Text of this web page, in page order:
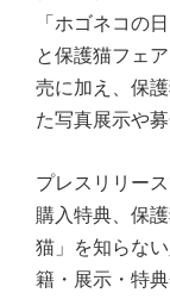
「ホゴネコの
と保護猫フェ
売に加え、保
た写真展示や
プレスリリー
購入特典、保
猫」を知らな
籍・展示・特